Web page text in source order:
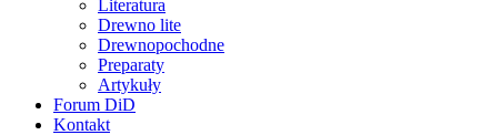
Literatura
Drewno lite
Drewnopochodne
Preparaty
Artykuły
Forum DiD
Kontakt